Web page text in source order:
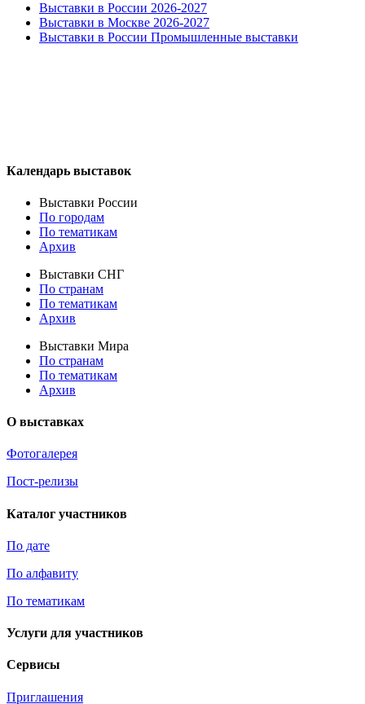
Выставки в России 2026-2027
Выставки в Москве 2026-2027
Выставки в России Промышленные выставки
Календарь выставок
Выставки России
По городам
По тематикам
Архив
Выставки СНГ
По странам
По тематикам
Архив
Выставки Мира
По странам
По тематикам
Архив
О выставках
Фотогалерея
Пост-релизы
Каталог участников
По дате
По алфавиту
По тематикам
Услуги для участников
Сервисы
Приглашения